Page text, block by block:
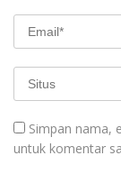
Simpan nama,
untuk komentar